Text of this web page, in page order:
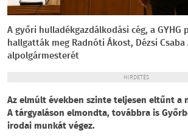
A győri hulladékgazdálkodási cég, a
hallgatták meg Radnóti Ákost, Dézsi
alpolgármesterét
HIRDETÉS
Az elmúlt években szinte teljesen eltűnt a
A tárgyaláson elmondta, továbbra is
irodai munkát végez.